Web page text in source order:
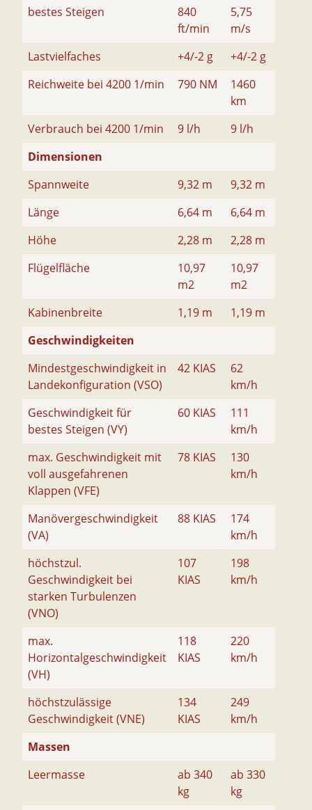
bestes Steigen
840
ft/min
5,75
m/s
Lastvielfaches
+4/-2 g
+4/-2 g
Reichweite bei 4200 1/min
790 NM
1460
km
Verbrauch bei 4200 1/min
9 l/h
9 l/h
Dimensionen
Spannweite
9,32 m
9,32 m
Länge
6,64 m
6,64 m
Höhe
2,28 m
2,28 m
Flügelfläche
10,97
m2
10,97
m2
Kabinenbreite
1,19 m
1,19 m
Geschwindigkeiten
Mindestgeschwindigkeit in
Landekonfiguration (VSO)
42 KIAS
62
km/h
Geschwindigkeit für
bestes Steigen (VY)
60 KIAS
111
km/h
max. Geschwindigkeit mit
voll ausgefahrenen
Klappen (VFE)
78 KIAS
130
km/h
Manövergeschwindigkeit
(VA)
88 KIAS
174
km/h
höchstzul.
Geschwindigkeit bei
starken Turbulenzen
(VNO)
107
KIAS
198
km/h
max.
Horizontalgeschwindigkeit
(VH)
118
KIAS
220
km/h
höchstzulässige
Geschwindigkeit (VNE)
134
KIAS
249
km/h
Massen
Leermasse
ab 340
kg
ab 330
kg